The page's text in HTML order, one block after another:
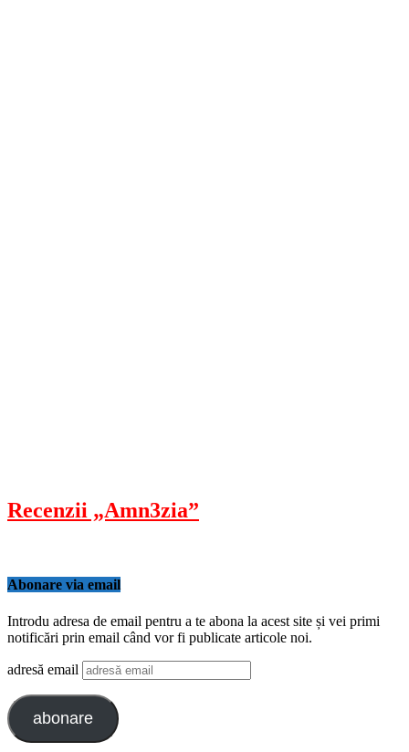
Recenzii „Amn3zia”
Abonare via email
Introdu adresa de email pentru a te abona la acest site și vei primi
notificări prin email când vor fi publicate articole noi.
adresă email
abonare